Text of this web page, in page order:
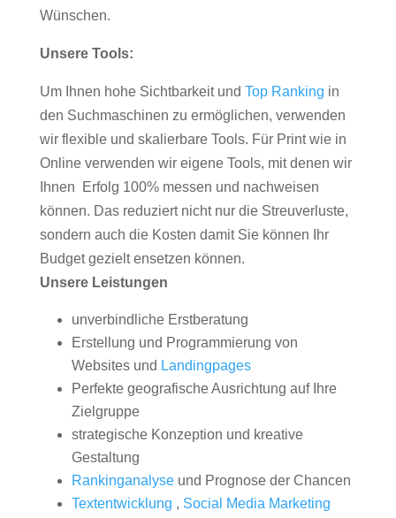
Wünschen.
Unsere Tools:
Um Ihnen hohe Sichtbarkeit und Top Ranking in
den Suchmaschinen zu ermöglichen, verwenden
wir flexible und skalierbare Tools. Für Print wie in
Online verwenden wir eigene Tools, mit denen wir
Ihnen Erfolg 100% messen und nachweisen
können. Das reduziert nicht nur die Streuverluste,
sondern auch die Kosten damit Sie können Ihr
Budget gezielt ensetzen können.
Unsere Leistungen
unverbindliche Erstberatung
Erstellung und Programmierung von
Websites und Landingpages
Perfekte geografische Ausrichtung auf Ihre
Zielgruppe
strategische Konzeption und kreative
Gestaltung
Rankinganalyseund Prognose der Chancen
Textentwicklung , Social Media Marketing